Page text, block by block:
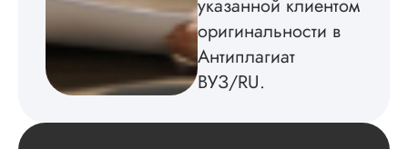
указанной клиентом
оригинальности в
Антиплагиат
ВУЗ/RU.